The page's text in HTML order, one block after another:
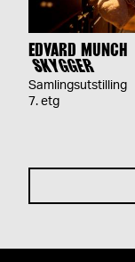
EDVARD MUNCH
SKYGGER
Samlingsutstilling
7. etg